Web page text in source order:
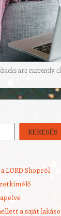
are currently
KERESÉS
LORD Shopról
a saját